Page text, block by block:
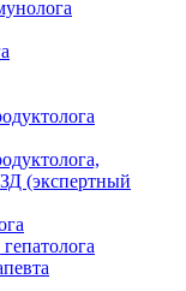
(экспертный